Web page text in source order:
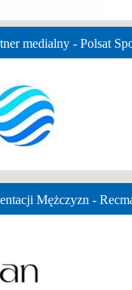
medialny - Polsat
Mężczyzn -